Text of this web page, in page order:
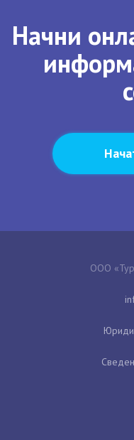
Начни
ООО